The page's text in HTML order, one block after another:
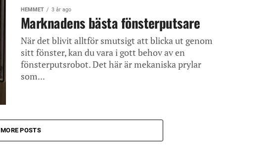
HEMMET 3 år ago
Marknadens bästa fönsterputsare
När det blivit alltför smutsigt att blicka ut genom
sitt fönster, kan du vara i gott behov av en
fönsterputsrobot. Det här är mekaniska prylar
som...
MORE POSTS